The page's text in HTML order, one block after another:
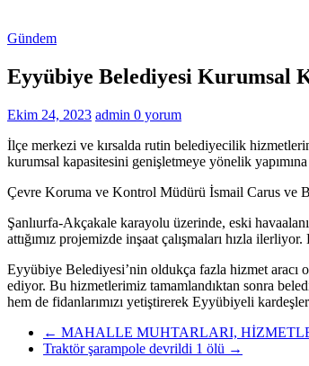
Gündem
Eyyübiye Belediyesi Kurumsal
Ekim 24, 2023 admin 0 yorum
İlçe merkezi ve kırsalda rutin belediyecilik
kurumsal kapasitesini genişletmeye yönelik
Çevre Koruma ve Kontrol Müdürü İsmail Carus ve
Şanlıurfa-Akçakale karayolu üzerinde, eski
attığımız projemizde inşaat çalışmaları hızla
Eyyübiye Belediyesi’nin oldukça fazla hizmet aracı
ediyor. Bu hizmetlerimiz tamamlandıktan sonra
hem de fidanlarımızı yetiştirerek Eyyübiyeli
← MAHALLE MUHTARLARI,
Traktör şarampole devrildi 1 ölü →